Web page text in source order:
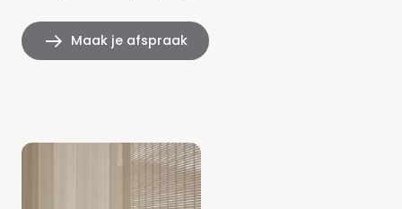
Maak je afspraak